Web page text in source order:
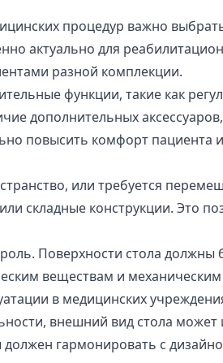
процедур важно
актуально для
разной комплекции.
функции, такие как
дополнительных аксессуаров,
повысить комфорт пациента и
или требуется
складные конструкции. Это
Поверхности стола должны
веществам и механическим
в медицинских
внешний вид стола может
гармонировать с